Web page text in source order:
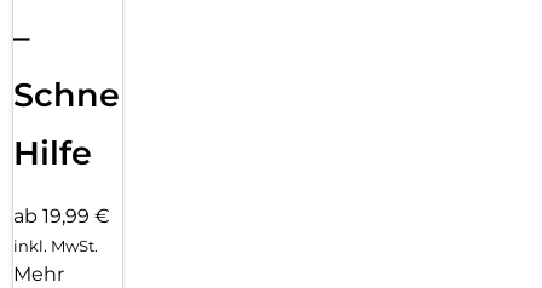
–
Schnelle
Hilfe
ab 19,99 €
inkl. MwSt.
Mehr